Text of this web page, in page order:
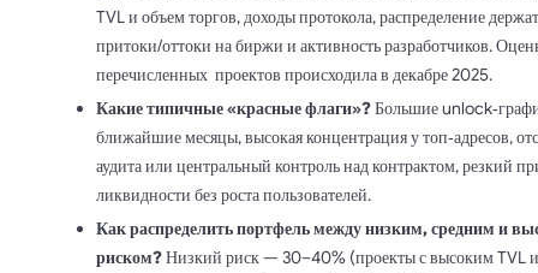
TVL и объем торгов, доходы протокола, распределение
притоки/оттоки на биржи и активность разработчиков.
перечисленных проектов происходила в декабре 2025.
Какие типичные «красные флаги»?Большие
ближайшие месяцы, высокая концентрация у топ‑адресов,
аудита или центральный контроль над контрактом, резкий
ликвидности без роста пользователей.
Как распределить портфель между низким, средним и
риском?Низкий риск — 30–40% (проекты с высоким TVL и